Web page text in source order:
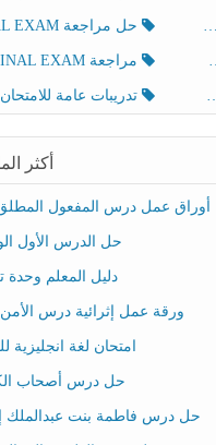
حل مراجعة FINAL EXAMاللغة الإنجليزية الصف الخامس الفصل الثالث
مراجعة FINAL EXAMاللغة الإنجليزية الصف الخامس الفصل الثالث
تدريبات عامة للامتحان
أكثر
أوراق عمل درس المفعول
حل الدرس الأول
دليل المعلم وحدة
ورقة عمل إثرائية درس
امتحان لغة
حل درس أصحاب
حل درس فاطمة بنت عبدالملك